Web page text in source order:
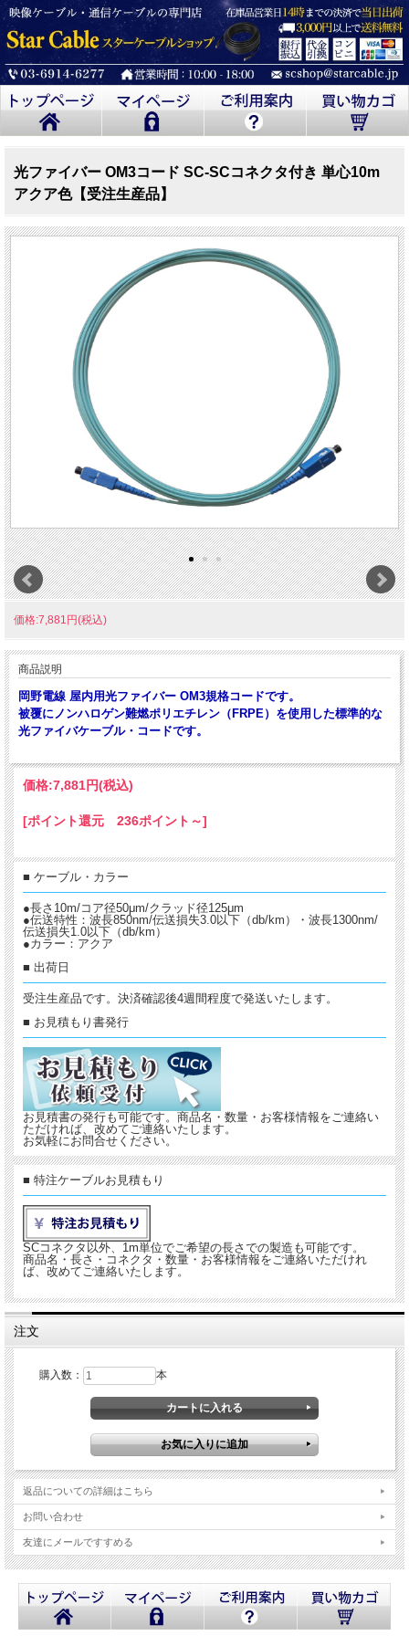
光ファイバー OM3コード SC-SCコネクタ付き 単心10m
アクア色【受注生産品】
価格:7,881円(税込)
商品説明
岡野電線 屋内用光ファイバー OM3規格コードです。
被覆にノンハロゲン難燃ポリエチレン（FRPE）を使用した標準的な
光ファイバケーブル・コードです。
価格:7,881円(税込)
[ポイント還元 236ポイント～]
■ ケーブル・カラー
●長さ10m/コア径50μm/クラッド径125μm
●伝送特性：波長850nm/伝送損失3.0以下（db/km）・波長1300nm/
伝送損失1.0以下（db/km）
●カラー：アクア
■ 出荷日
受注生産品です。決済確認後4週間程度で発送いたします。
■ お見積もり書発行
お見積書の発行も可能です。商品名・数量・お客様情報をご連絡い
ただければ、改めてご連絡いたします。
お気軽にお問合せください。
■ 特注ケーブルお見積もり
SCコネクタ以外、1m単位でご希望の長さでの製造も可能です。
商品名・長さ・コネクタ・数量・お客様情報をご連絡いただけれ
ば、改めてご連絡いたします。
注文
購入数： 本
返品についての詳細はこちら
お問い合わせ
友達にメールですすめる